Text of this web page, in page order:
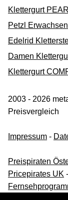
Klettergurt
Petzl
Edelrid
Damen
Klettergurt
2003 - 2026
Preisvergleich
Impressum -
Preispiraten
Pricepirates UK -